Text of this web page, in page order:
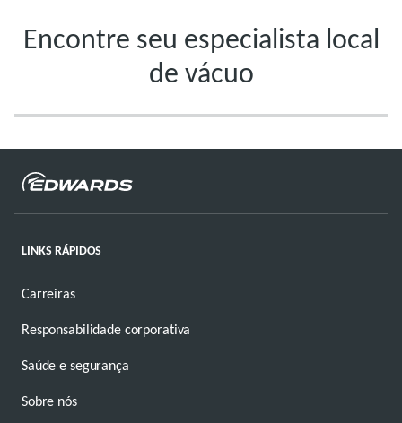
Encontre seu especialista local
de vácuo
LINKS RÁPIDOS
Carreiras
Responsabilidade corporativa
Saúde e segurança
Sobre nós